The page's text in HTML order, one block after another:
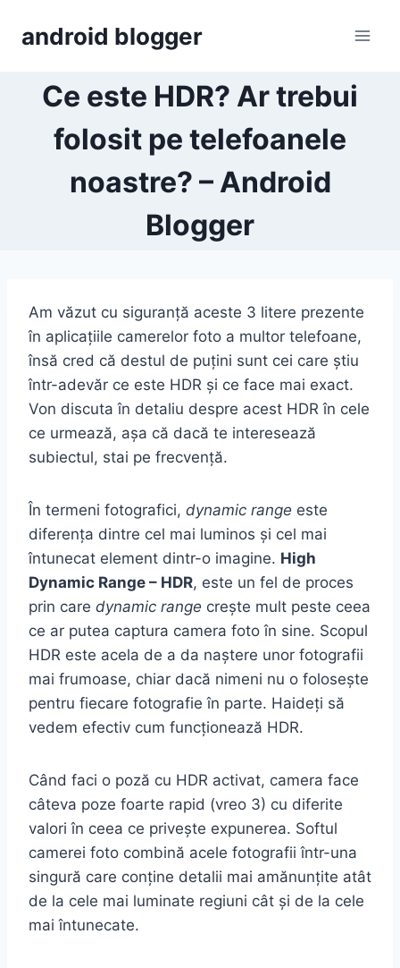
android blogger
Ce este HDR? Ar trebui
folosit pe telefoanele
noastre? – Android
Blogger
Am văzut cu siguranță aceste 3 litere prezente
în aplicațiile camerelor foto a multor telefoane,
însă cred că destul de puțini sunt cei care știu
într-adevăr ce este HDR și ce face mai exact.
Von discuta în detaliu despre acest HDR în cele
ce urmează, așa că dacă te interesează
subiectul, stai pe frecvență.
În termeni fotografici, dynamic range este
diferența dintre cel mai luminos și cel mai
întunecat element dintr-o imagine. High
Dynamic Range – HDR, este un fel de proces
prin care dynamic range crește mult peste ceea
ce ar putea captura camera foto în sine. Scopul
HDR este acela de a da naștere unor fotografii
mai frumoase, chiar dacă nimeni nu o folosește
pentru fiecare fotografie în parte. Haideți să
vedem efectiv cum funcționează HDR.
Când faci o poză cu HDR activat, camera face
câteva poze foarte rapid (vreo 3) cu diferite
valori în ceea ce privește expunerea. Softul
camerei foto combină acele fotografii într-una
singură care conține detalii mai amănunțite atât
de la cele mai luminate regiuni cât și de la cele
mai întunecate.